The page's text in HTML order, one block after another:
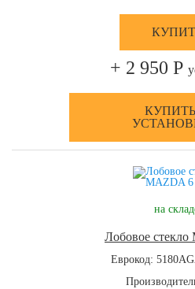
+ 2 950 Р
на
Лобовое
Еврокод: